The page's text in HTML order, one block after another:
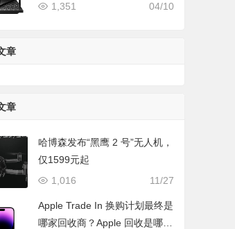
04/10
1,351
章
章
哈博森发布“黑鹰 2 号”无人机，
仅1599元起
11/27
1,016
Apple Trade In 换购计划最终是
哪家回收商？Apple 回收是哪个